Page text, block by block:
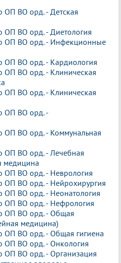
ОП ВО орд. - Детская
ОП ВО орд. - Диетология
ОП ВО орд. - Инфекционные
ОП ВО орд. - Кардиология
ОП ВО орд. - Клиническая
ОП ВО орд. - Клиническая
ОП ВО орд. -
ОП ВО орд. - Коммунальная
ОП ВО орд. - Лечебная
медицина
ОП ВО орд. - Неврология
ОП ВО орд. - Нейрохирургия
ОП ВО орд. - Неонатология
ОП ВО орд. - Нефрология
ОП ВО орд. - Общая
медицина)
ОП ВО орд. - Общая гигиена
ОП ВО орд. - Онкология
ОП ВО орд. - Организация